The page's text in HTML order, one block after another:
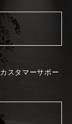
カスタマーサポー